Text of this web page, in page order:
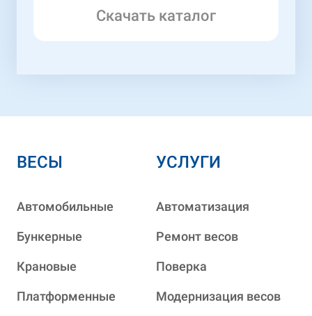
Скачать каталог
ВЕСЫ
Автомобильные
Бункерные
Крановые
Платформенные
УСЛУГИ
Автоматизация
Ремонт весов
Поверка
Модернизация весов